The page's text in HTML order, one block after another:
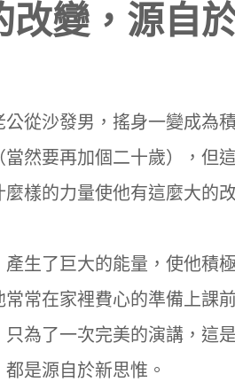
改變，源自
從沙發男，搖身一變成為
然要再加個二十歲），但
樣的力量使他有這麼大的改
生了巨大的能量，使他積
常在家裡費心的準備上課
為了一次完美的演講，這
是源自於新思惟。